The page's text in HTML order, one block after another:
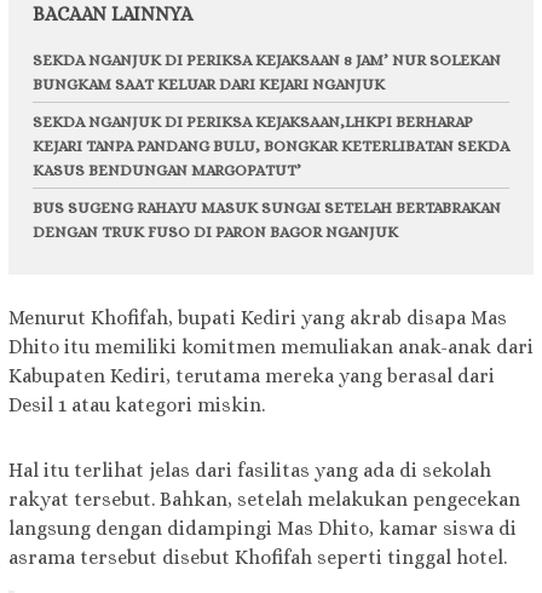
BACAAN LAINNYA
SEKDA NGANJUK DI PERIKSA KEJAKSAAN 8 JAM’ NUR SOLEKAN
BUNGKAM SAAT KELUAR DARI KEJARI NGANJUK
SEKDA NGANJUK DI PERIKSA KEJAKSAAN,LHKPI BERHARAP
KEJARI TANPA PANDANG BULU, BONGKAR KETERLIBATAN SEKDA
KASUS BENDUNGAN MARGOPATUT’
BUS SUGENG RAHAYU MASUK SUNGAI SETELAH BERTABRAKAN
DENGAN TRUK FUSO DI PARON BAGOR NGANJUK
Menurut Khofifah, bupati Kediri yang akrab disapa Mas
Dhito itu memiliki komitmen memuliakan anak-anak dari
Kabupaten Kediri, terutama mereka yang berasal dari
Desil 1 atau kategori miskin.
Hal itu terlihat jelas dari fasilitas yang ada di sekolah
rakyat tersebut. Bahkan, setelah melakukan pengecekan
langsung dengan didampingi Mas Dhito, kamar siswa di
asrama tersebut disebut Khofifah seperti tinggal hotel.